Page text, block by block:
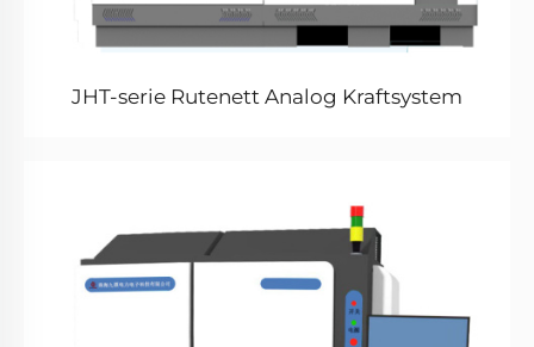
JHT-serie Rutenett Analog Kraftsystem